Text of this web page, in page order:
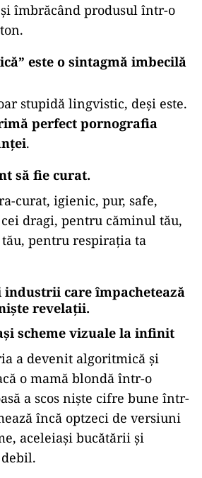
îmbrăcând produsul într-o
este o sintagmă imbecilă
stupidă lingvistic, deși este.
perfect pornografia
.
să fie curat.
curat, igienic, pur, safe,
dragi, pentru căminul tău,
pentru respirația ta
care împachetează
revelații.
scheme vizuale la infinit
a devenit algoritmică și
o mamă blondă într-o
a scos niște cifre bune într-
încă optzeci de versiuni
aceleiași bucătării și